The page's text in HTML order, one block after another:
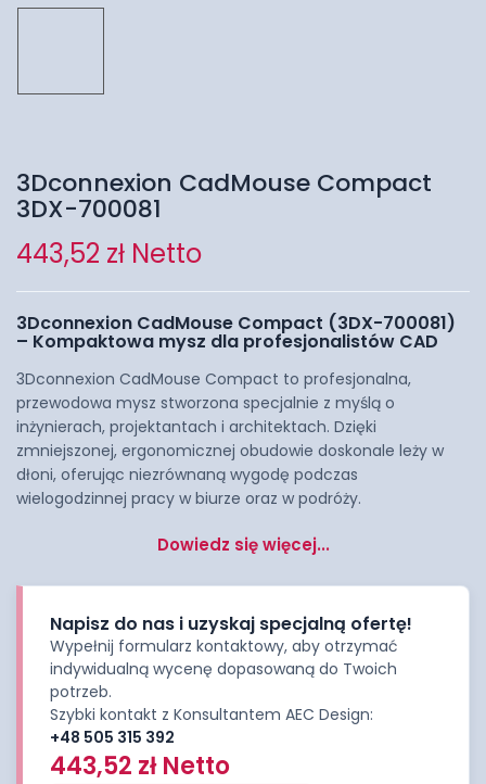
3Dconnexion CadMouse Compact
3DX-700081
443,52 zł Netto
3Dconnexion CadMouse Compact (3DX-700081)
– Kompaktowa mysz dla profesjonalistów CAD
3Dconnexion CadMouse Compact to profesjonalna,
przewodowa mysz stworzona specjalnie z myślą o
inżynierach, projektantach i architektach. Dzięki
zmniejszonej, ergonomicznej obudowie doskonale leży w
dłoni, oferując niezrównaną wygodę podczas
wielogodzinnej pracy w biurze oraz w podróży.
Dowiedz się więcej...
Napisz do nas i uzyskaj specjalną ofertę!
Wypełnij formularz kontaktowy, aby otrzymać
indywidualną wycenę dopasowaną do Twoich
potrzeb.
Szybki kontakt z Konsultantem AEC Design:
+48 505 315 392
443,52 zł Netto